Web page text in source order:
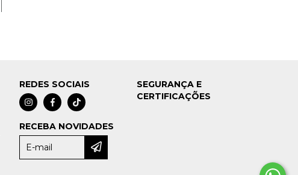
REDES SOCIAIS
RECEBA NOVIDADES
SEGURANÇA E
CERTIFICAÇÕES